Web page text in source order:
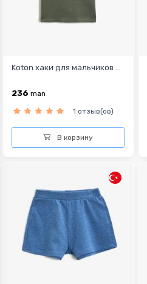
Koton хаки для мальчиков ...
236 man
1 отзыв(ов)
В корзину